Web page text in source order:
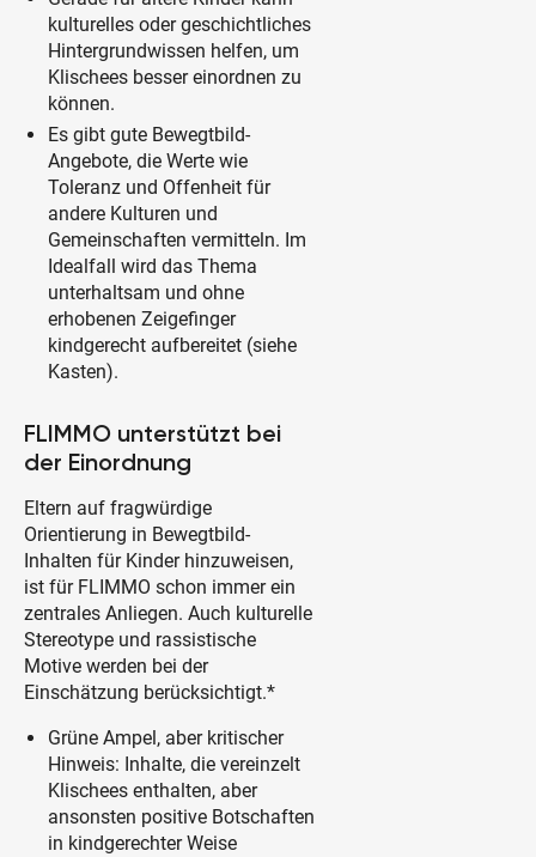
kulturelles oder geschichtliches
Hintergrundwissen helfen, um
Klischees besser einordnen zu
können.
Es gibt gute Bewegtbild-
Angebote, die Werte wie
Toleranz und Offenheit für
andere Kulturen und
Gemeinschaften vermitteln. Im
Idealfall wird das Thema
unterhaltsam und ohne
erhobenen Zeigefinger
kindgerecht aufbereitet (siehe
Kasten).
FLIMMO unterstützt bei
der Einordnung
Eltern auf fragwürdige
Orientierung in Bewegtbild-
Inhalten für Kinder hinzuweisen,
ist für FLIMMO schon immer ein
zentrales Anliegen. Auch kulturelle
Stereotype und rassistische
Motive werden bei der
Einschätzung berücksichtigt.*
Grüne Ampel, aber kritischer
Hinweis: Inhalte, die vereinzelt
Klischees enthalten, aber
ansonsten positive Botschaften
in kindgerechter Weise